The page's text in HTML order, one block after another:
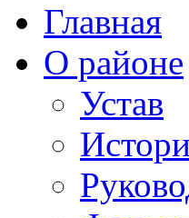
Главная
О районе
Устав